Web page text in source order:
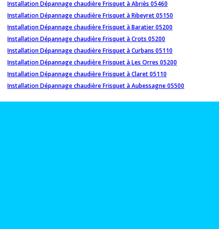
Installation Dépannage chaudière Frisquet à Abriès 05460
Installation Dépannage chaudière Frisquet à Ribeyret 05150
Installation Dépannage chaudière Frisquet à Baratier 05200
Installation Dépannage chaudière Frisquet à Crots 05200
Installation Dépannage chaudière Frisquet à Curbans 05110
Installation Dépannage chaudière Frisquet à Les Orres 05200
Installation Dépannage chaudière Frisquet à Claret 05110
Installation Dépannage chaudière Frisquet à Aubessagne 05500